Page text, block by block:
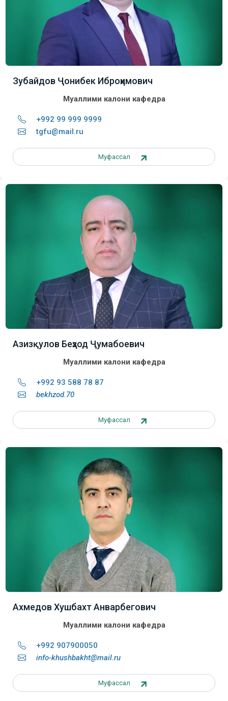
Зубайдов Ҷонибек Иброҳимович
Муаллими калони кафедра
+992 99 999 9999
tgfu@mail.ru
Муфассал
Азизқулов Беҳзод Ҷумабоевич
Муаллими калони кафедра
+992 93 588 78 87
bekhzod.70
Муфассал
Ахмедов Хушбахт Анварбегович
Муаллими калони кафедра
+992 907900050
info-khushbakht@mail.ru
Муфассал